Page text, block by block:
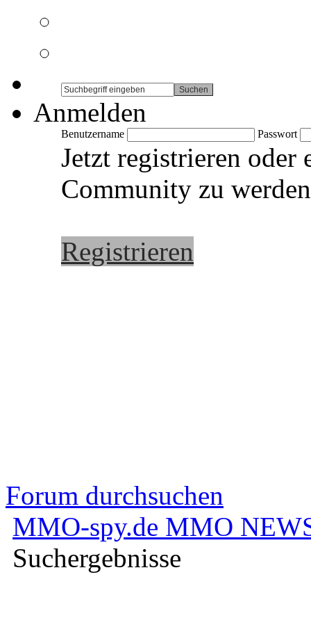
Anmelden
Benutzername Passwort
Jetzt registrieren
Community zu
Registrieren
Forum durchsuchen
MMO-spy.de MMO
Suchergebnisse